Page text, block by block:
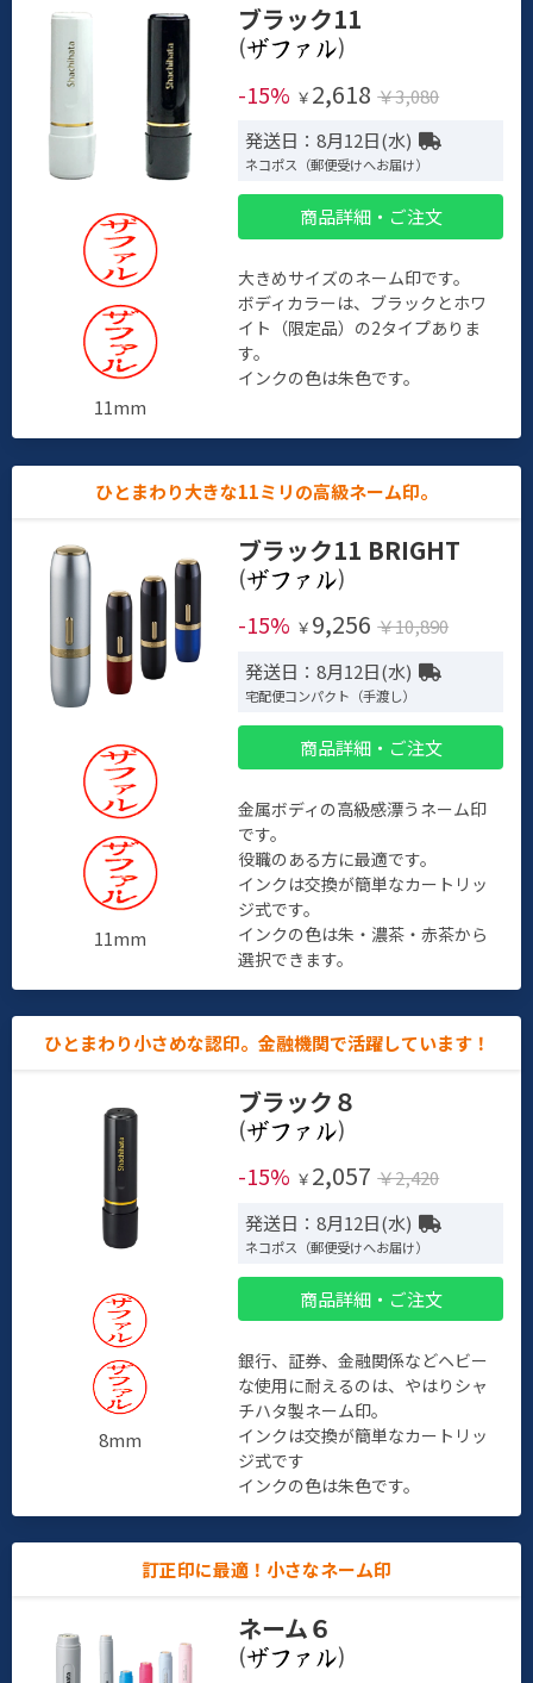
11mm
ブラック11
(
)
-15% ￥ 2,618 ￥3,080
発送日：8月12日(水)
ネコポス（郵便受けへお届け）
商品詳細・ご注文
大きめサイズのネーム印です。
ボディカラーは、ブラックとホワ
イト（限定品）の2タイプありま
す。
インクの色は朱色です。
ひとまわり大きな11ミリの高級ネーム印。
11mm
ブラック11 BRIGHT
(
)
-15% ￥ 9,256 ￥10,890
発送日：8月12日(水)
宅配便コンパクト（手渡し）
商品詳細・ご注文
金属ボディの高級感漂うネーム印
です。
役職のある方に最適です。
インクは交換が簡単なカートリッ
ジ式です。
インクの色は朱・濃茶・赤茶から
選択できます。
ひとまわり小さめな認印。金融機関で活躍しています！
8mm
ブラック８
(
)
-15% ￥ 2,057 ￥2,420
発送日：8月12日(水)
ネコポス（郵便受けへお届け）
商品詳細・ご注文
銀行、証券、金融関係などヘビー
な使用に耐えるのは、やはりシャ
チハタ製ネーム印。
インクは交換が簡単なカートリッ
ジ式です
インクの色は朱色です。
訂正印に最適！小さなネーム印
ネーム６
(
)